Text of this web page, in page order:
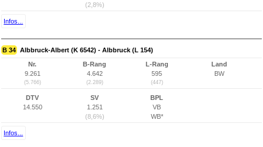
(2,8%)
Infos...
B 34 Albbruck-Albert (K 6542) - Albbruck (L 154)
Nr.
9.261
(5.766)
B-Rang
4.642
(2.289)
L-Rang
595
(447)
Land
BW
DTV
14.550
SV
1.251
(8,6%)
BPL
VB
WB*
Infos...